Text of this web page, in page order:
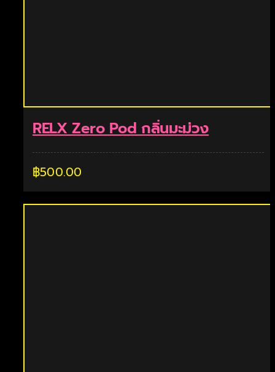
RELX Zero Pod กลิ่นมะม่วง
฿500.00